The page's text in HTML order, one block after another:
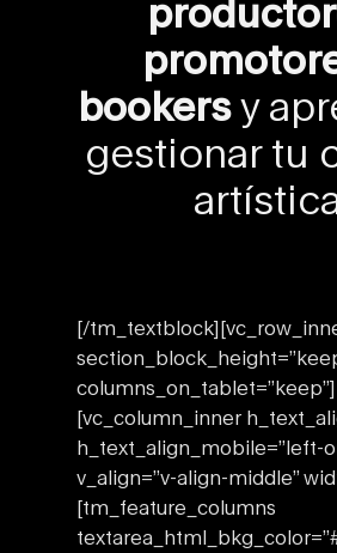
bookersy
gestionar tu
[/
columns_on_tablet=”keep”]
[vc_column_inner
h_text_align_mobile=”left-
v_align=”v-align-middle”
[tm_feature_columns